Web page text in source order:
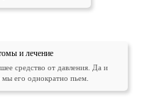
и лечение
средство от давления. Да и
мы его однократно пьем.